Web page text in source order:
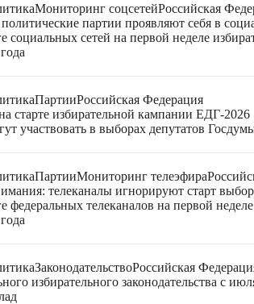
Мониторинг соцсетейРоссийская
партии проявляют себя в
социальных сетей на первой неделе
ПартииРоссийская Федерация
старте избирательной кампании ЕДГ-2026
участвовать в выборах депутатов
ПартииМониторинг телеэфира
телеканалы игнорируют старт
федеральных телеканалов на первой
ЗаконодательствоРоссийская
избирательного законодательства с